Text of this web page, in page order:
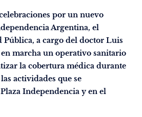
por un nuevo
Argentina, el
a cargo del doctor Luis
marcha un operativo sanitario
la cobertura médica durante
actividades que se
Independencia y en el